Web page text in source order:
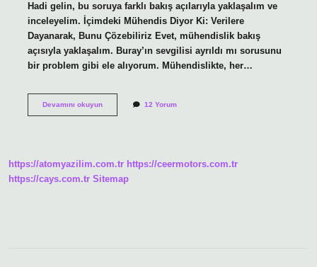
Hadi gelin, bu soruya farklı bakış açılarıyla yaklaşalım ve
inceleyelim. İçimdeki Mühendis Diyor Ki: Verilere
Dayanarak, Bunu Çözebiliriz Evet, mühendislik bakış
açısıyla yaklaşalım. Buray’ın sevgilisi ayrıldı mı sorusunu
bir problem gibi ele alıyorum. Mühendislikte, her…
Devamını okuyunBuray’ın
12 Yorum
https://atomyazilim.com.tr https://ceermotors.com.tr
https://cays.com.tr Sitemap